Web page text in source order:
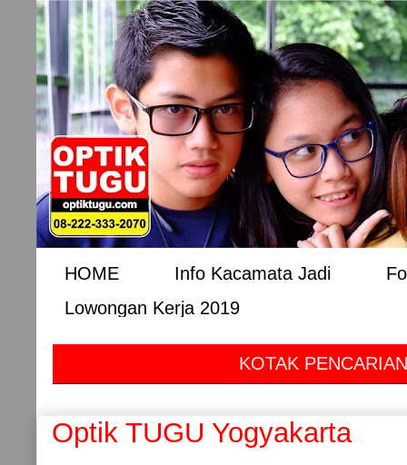
HOME Info Kacamata Jadi
Lowongan Kerja 2019
KOTAK
Optik TUGU Yogyakarta